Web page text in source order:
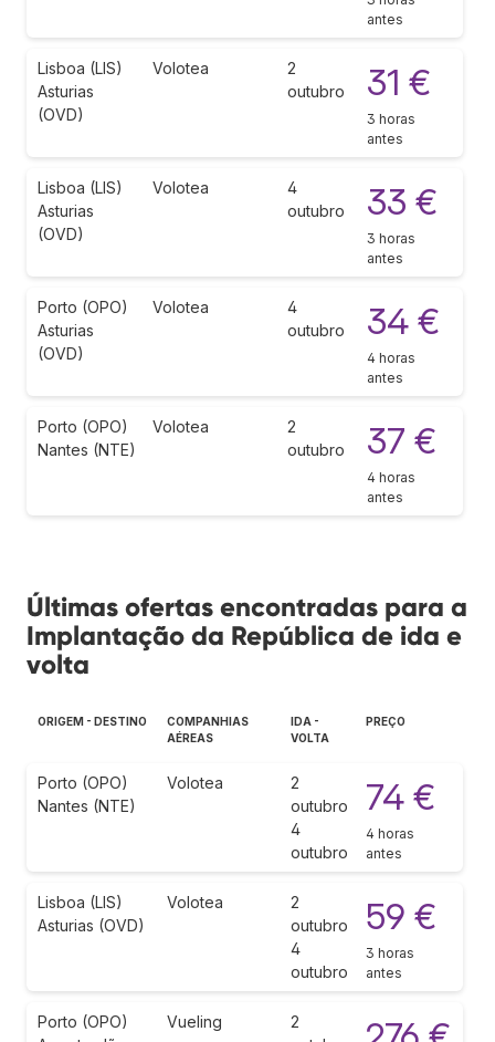
antes
Lisboa (LIS)
Asturias
(OVD)
Volotea
2
outubro
31 €
3 horas
antes
Lisboa (LIS)
Asturias
(OVD)
Volotea
4
outubro
33 €
3 horas
antes
Porto (OPO)
Asturias
(OVD)
Volotea
4
outubro
34 €
4 horas
antes
Porto (OPO)
Nantes (NTE)
Volotea
2
outubro
37 €
4 horas
antes
Últimas ofertas encontradas para a
Implantação da República de ida e
volta
ORIGEM - DESTINO
COMPANHIAS
AÉREAS
IDA -
VOLTA
PREÇO
Porto (OPO)
Nantes (NTE)
Volotea
2
outubro
4
outubro
74 €
4 horas
antes
Lisboa (LIS)
Asturias (OVD)
Volotea
2
outubro
4
outubro
59 €
3 horas
antes
Porto (OPO)
Vueling
2